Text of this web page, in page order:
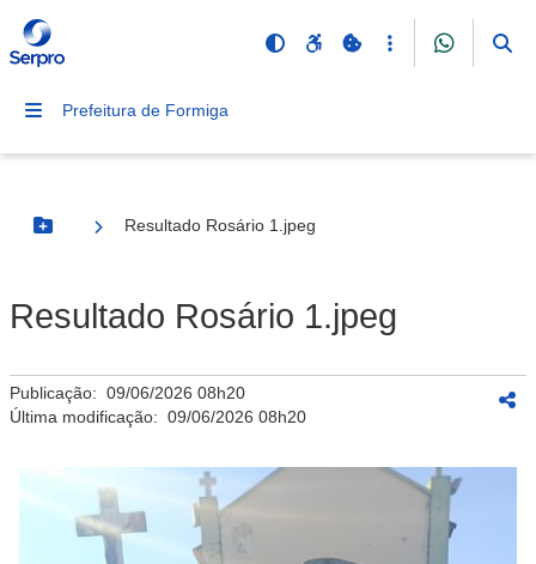
Prefeitura de Formiga
Botão Menu
Resultado Rosário 1.jpeg
Resultado Rosário 1.jpeg
Publicação: 09/06/2026 08h20
Última modificação: 09/06/2026 08h20